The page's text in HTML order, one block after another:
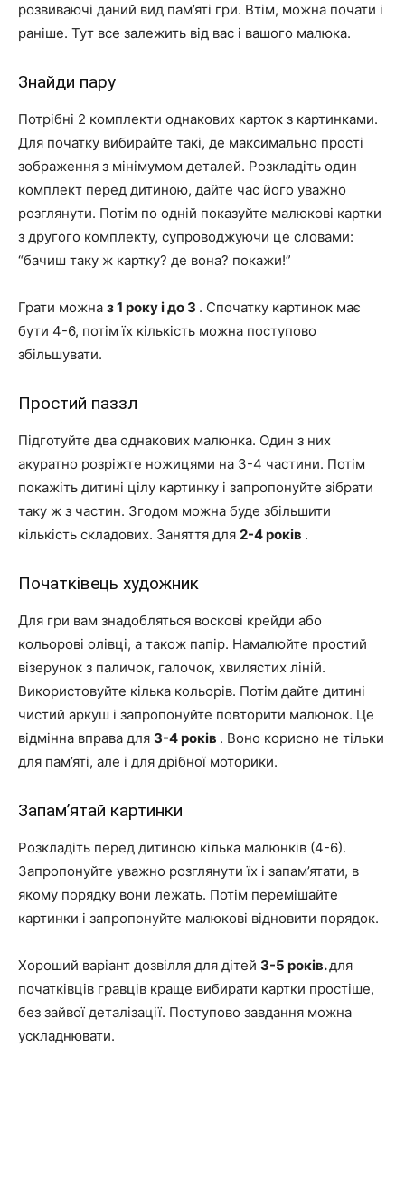
розвиваючі даний вид пам’яті гри. Втім, можна почати і
раніше. Тут все залежить від вас і вашого малюка.
Знайди пару
Потрібні 2 комплекти однакових карток з картинками.
Для початку вибирайте такі, де максимально прості
зображення з мінімумом деталей. Розкладіть один
комплект перед дитиною, дайте час його уважно
розглянути. Потім по одній показуйте малюкові картки
з другого комплекту, супроводжуючи це словами:
“бачиш таку ж картку? де вона? покажи!”
Грати можна з 1 року і до 3 . Спочатку картинок має
бути 4-6, потім їх кількість можна поступово
збільшувати.
Простий паззл
Підготуйте два однакових малюнка. Один з них
акуратно розріжте ножицями на 3-4 частини. Потім
покажіть дитині цілу картинку і запропонуйте зібрати
таку ж з частин. Згодом можна буде збільшити
кількість складових. Заняття для 2-4 років .
Початківець художник
Для гри вам знадобляться воскові крейди або
кольорові олівці, а також папір. Намалюйте простий
візерунок з паличок, галочок, хвилястих ліній.
Використовуйте кілька кольорів. Потім дайте дитині
чистий аркуш і запропонуйте повторити малюнок. Це
відмінна вправа для 3-4 років . Воно корисно не тільки
для пам’яті, але і для дрібної моторики.
Запам’ятай картинки
Розкладіть перед дитиною кілька малюнків (4-6).
Запропонуйте уважно розглянути їх і запам’ятати, в
якому порядку вони лежать. Потім перемішайте
картинки і запропонуйте малюкові відновити порядок.
Хороший варіант дозвілля для дітей 3-5 років.для
початківців гравців краще вибирати картки простіше,
без зайвої деталізації. Поступово завдання можна
ускладнювати.